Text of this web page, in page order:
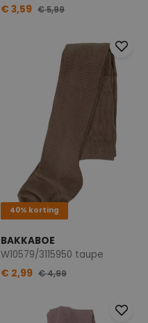
€ 3,59 € 5,99
40% korting
BAKKABOE
W10579/3115950 taupe
€ 2,99 € 4,99